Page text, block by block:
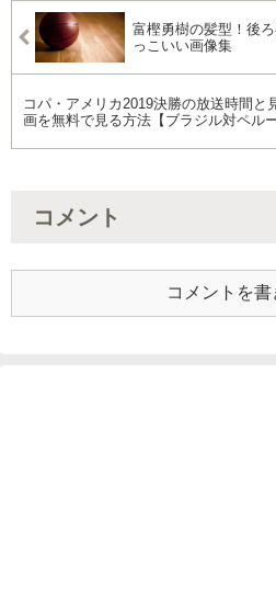
富樫勇樹の髪型！後
っこいい画像集
コパ・アメリカ2019決勝の放送時間と
画を無料で見る方法【ブラジル対ペルー
コメント
コメントを書